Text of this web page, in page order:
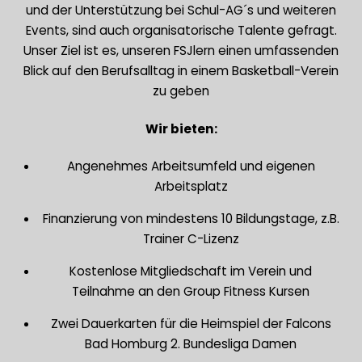
und der Unterstützung bei Schul-AG´s und weiteren
Events, sind auch organisatorische Talente gefragt.
Unser Ziel ist es, unseren FSJlern einen umfassenden
Blick auf den Berufsalltag in einem Basketball-Verein
zu geben
Wir bieten:
Angenehmes Arbeitsumfeld und eigenen
Arbeitsplatz
Finanzierung von mindestens 10 Bildungstage, z.B.
Trainer C-Lizenz
Kostenlose Mitgliedschaft im Verein und
Teilnahme an den Group Fitness Kursen
Zwei Dauerkarten für die Heimspiel der Falcons
Bad Homburg 2. Bundesliga Damen